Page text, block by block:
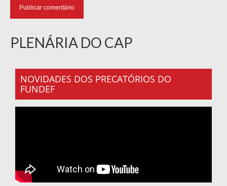
PLENÁRIA DO CAP
NOVIDADES DOS PRECATÓRIOS DO
FUNDEF